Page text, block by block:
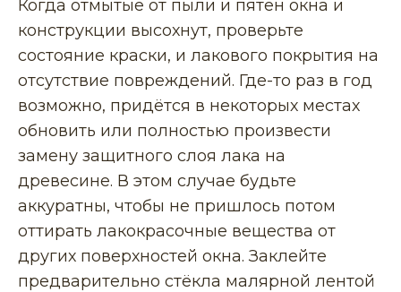
Когда отмытые от пыли и пятен окна и
конструкции высохнут, проверьте
состояние краски, и лакового покрытия на
отсутствие повреждений. Где-то раз в год
возможно, придётся в некоторых местах
обновить или полностью произвести
замену защитного слоя лака на
древесине. В этом случае будьте
аккуратны, чтобы не пришлось потом
оттирать лакокрасочные вещества от
других поверхностей окна. Заклейте
предварительно стёкла малярной лентой